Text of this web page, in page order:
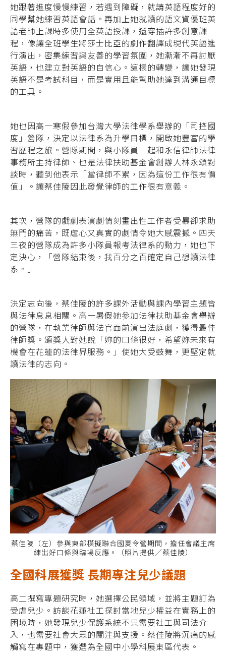
她跟著進度慢慢練習，若遇到障礙，就請英語程度好的
同學幫她練習英語會話。再加上她就讀的語文資優班英
語老師上課時多使用全英語授課，還穿插許多創意課
程，像讓全班學生將莎士比亞的劇作翻譯成現代英語進
行演出，密集練習與友善的學習氛圍，她漸漸不再討厭
英語，也建立對英語的自信心。這樣的轉變，讓她發現
英語不是考試科目，而是實用且能幫助她達到溝通目標
的工具。
她也因高一寒假參加台灣大學法律學系舉辦的「司控國
度」營隊，決定以法律系為升學目標，開啟她豐富的學
習歷程之旅。營隊期間，與小隊員一起和永信律師法律
事務所主持律師、也是法律扶助基金會創辦人林永頌對
談時，聽到他表示「當律師不累，因為這份工作很有價
值」。讓蔡佳陵因此發覺律師的工作很有意義。
其次，營隊的戲劇表演劇情刻畫出性工作者受暴卻求助
無門的痛苦，既虐心又真實的劇情令她大感震撼。四天
三夜的營隊成為許多小隊員報考法律系的動力，她也下
定決心，「營隊結束後，我百分之百確定自己想讀法律
系。」
決定志向後，蔡佳陵的許多課外活動與課內學習主題皆
與法律息息相關。高一暑假她參加法律扶助基金會舉辦
的營隊，在執業律師與法官面前演出法庭劇，獲得最佳
律師獎。頒獎人對她說「妳的口條很好，希望妳未來有
機會在花蓮的法律界服務。」使她大受鼓舞，更堅定就
讀法律的志向。
蔡佳陵（左）參與東部模擬聯合國夏令營期間，擔任會議主席
練出好口條與臨場反應。（照片提供／蔡佳陵）
全國科展獲獎 長期專注兒少議題
高二撰寫專題研究時，她選擇公民領域，並將主題訂為
受虐兒少。訪談花蓮社工探討當地兒少權益在實務上的
困境時，她發現兒少保護系統不只需要社工與司法介
入，也需要社會大眾的關注與支援。蔡佳陵將沉痛的感
觸寫在專題中，獲選為全國中小學科展東區代表。